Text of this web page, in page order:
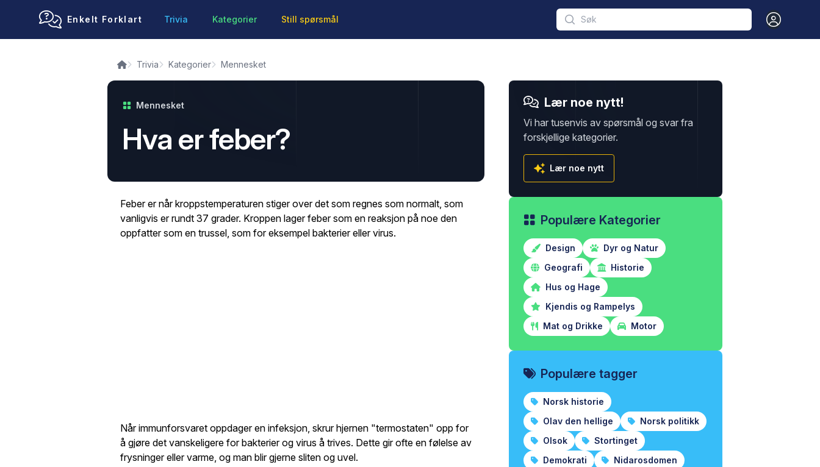
Enkelt Forklart Trivia Kategorier Still spørsmål Open user
Trivia Kategorier Mennesket
Mennesket
Hva er feber?
Feber er når kroppstemperaturen stiger over det som regnes som normalt, som
vanligvis er rundt 37 grader. Kroppen lager feber som en reaksjon på noe den
oppfatter som en trussel, som for eksempel bakterier eller virus.
Når immunforsvaret oppdager en infeksjon, skrur hjernen "termostaten" opp for
å gjøre det vanskeligere for bakterier og virus å trives. Dette gir ofte en følelse av
frysninger eller varme, og man blir gjerne sliten og uvel.
Lær noe nytt!
Vi har tusenvis av spørsmål og svar fra
forskjellige kategorier.
Lær noe nytt
Populære Kategorier
Design
Dyr og Natur
Geografi
Historie
Hus og Hage
Kjendis og Rampelys
Mat og Drikke
Motor
Populære tagger
Norsk historie
Olav den hellige
Norsk politikk
Olsok
Stortinget
Demokrati
Nidarosdomen